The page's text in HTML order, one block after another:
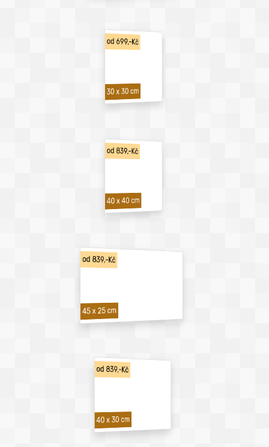
od 699,-Kč
30 x 30 cm
od 839,-Kč
40 x 40 cm
od 839,-Kč
45 x 25 cm
od 839,-Kč
40 x 30 cm